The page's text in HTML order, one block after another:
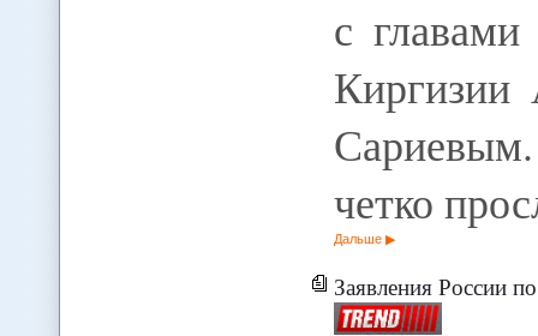
с
четко
Дальше
Заявления России по